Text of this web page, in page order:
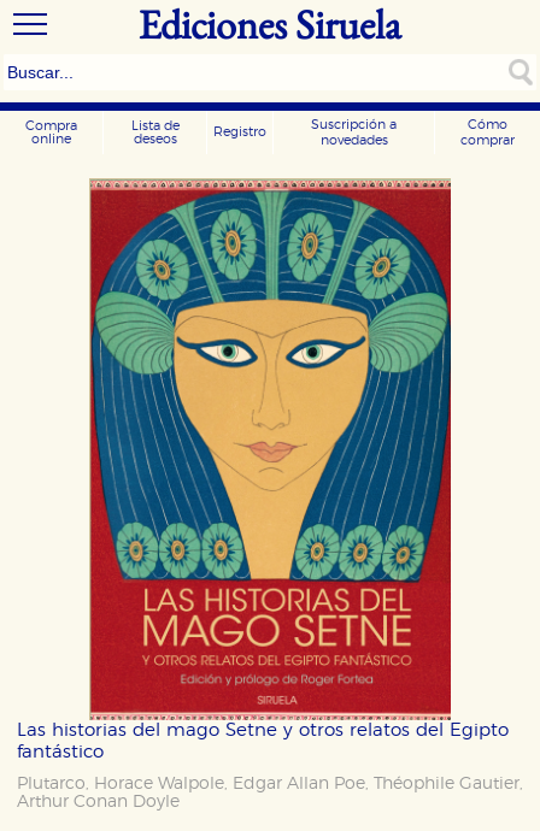
Ediciones Siruela
Compra
online
Lista de
deseos
Registro
Suscripción a
novedades
Cómo
comprar
Las historias del mago Setne y otros relatos del Egipto
fantástico
Plutarco, Horace Walpole, Edgar Allan Poe, Théophile Gautier,
Arthur Conan Doyle